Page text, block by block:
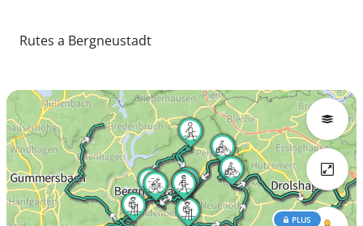
Rutes a Bergneustadt
PLUS